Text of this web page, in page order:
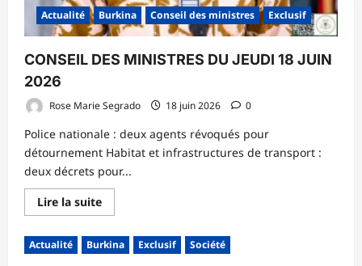
Actualité Burkina Conseil des ministres Exclusif
CONSEIL DES MINISTRES DU JEUDI 18 JUIN
2026
Rose Marie Segrado 18 juin 2026 0
Police nationale : deux agents révoqués pour
détournement Habitat et infrastructures de transport :
deux décrets pour...
Lire la suiteEn
savoir
sur
CONSEIL
DES
Actualité Burkina Exclusif Société